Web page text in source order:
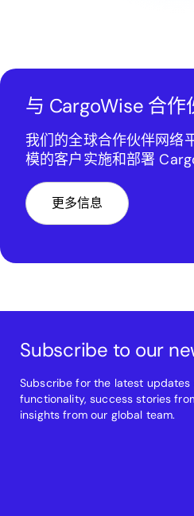
与 CargoWise 合作
我们的全球合作伙伴网络
模的客户实施和部署
更多信息
Subscribe to our
Subscribe for the latest updates
functionality, success stories
insights from our global team.